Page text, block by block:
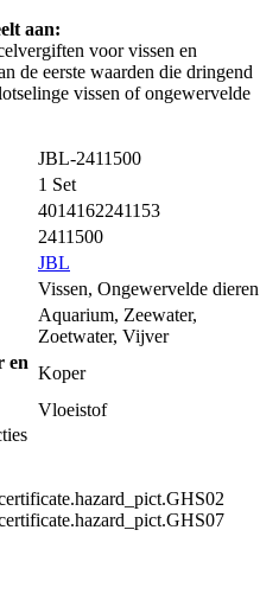
aan:
voor vissen en
de eerste waarden die dringend
vissen of ongewervelde
JBL-2411500
1 Set
4014162241153
2411500
JBL
Vissen, Ongewervelde dieren
Aquarium, Zeewater,
Zoetwater, Vijver
en
Koper
Vloeistof